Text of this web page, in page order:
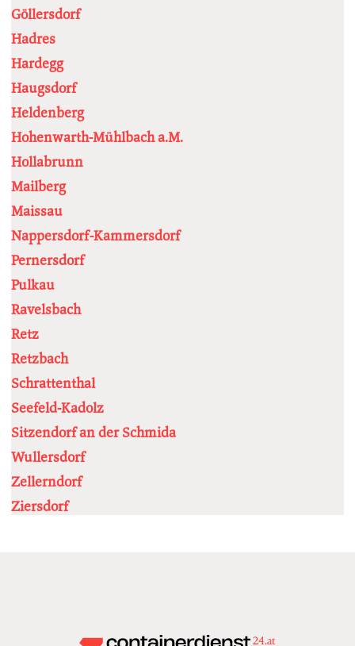
Göllersdorf
Hadres
Hardegg
Haugsdorf
Heldenberg
Hohenwarth-Mühlbach a.M.
Hollabrunn
Mailberg
Maissau
Nappersdorf-Kammersdorf
Pernersdorf
Pulkau
Ravelsbach
Retz
Retzbach
Schrattenthal
Seefeld-Kadolz
Sitzendorf an der Schmida
Wullersdorf
Zellerndorf
Ziersdorf